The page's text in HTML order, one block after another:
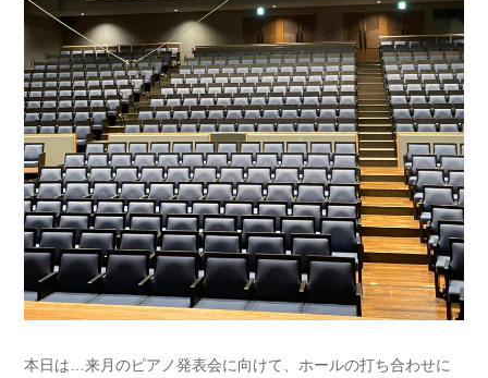
本日は…来月のピアノ発表会に向けて、ホールの打ち合わせに